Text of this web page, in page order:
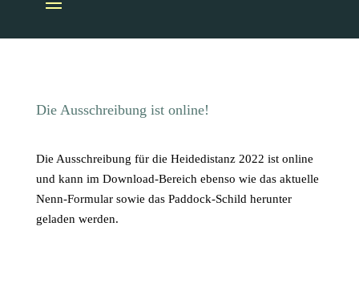
Die Ausschreibung ist online!
Die Ausschreibung für die Heidedistanz 2022 ist online
und kann im Download-Bereich ebenso wie das aktuelle
Nenn-Formular sowie das Paddock-Schild herunter
geladen werden.